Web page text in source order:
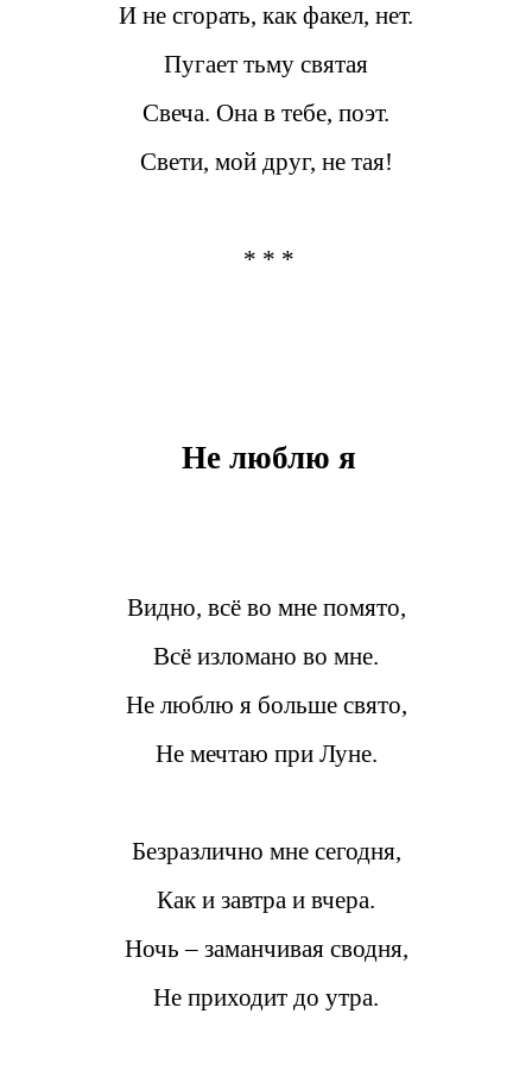
И не сгорать, как факел, нет.
Пугает тьму святая
Свеча. Она в тебе, поэт.
Свети, мой друг, не тая!
* * *
Не люблю я
Видно, всё во мне помято,
Всё изломано во мне.
Не люблю я больше свято,
Не мечтаю при Луне.
Безразлично мне сегодня,
Как и завтра и вчера.
Ночь – заманчивая сводня,
Не приходит до утра.